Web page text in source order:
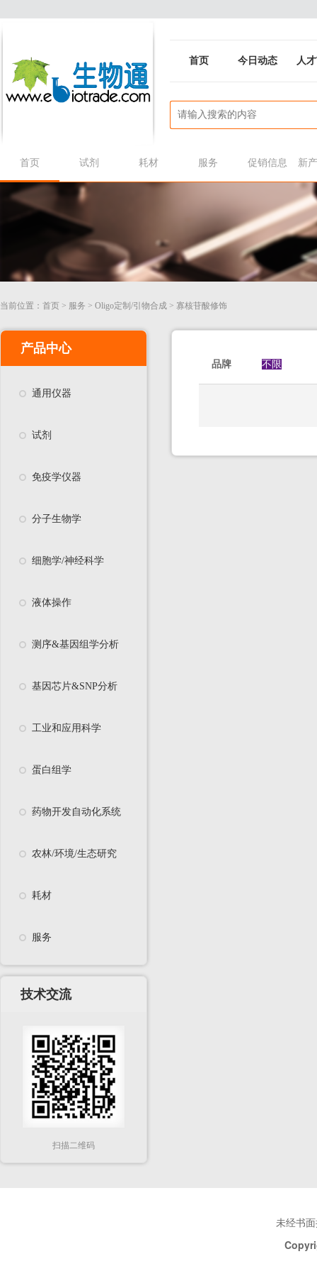
首页 今日动态 人
首页 试剂 耗材 服务 促销信息 新
当前位置： 首页 > 服务 > Oligo定制/引物合成 > 寡核苷酸修饰
产品中心
通用仪器
试剂
免疫学仪器
分子生物学
细胞学/神经科学
液体操作
测序&基因组学分析
基因芯片&SNP分析
工业和应用科学
蛋白组学
药物开发自动化系统
农林/环境/生态研究
耗材
服务
技术交流
扫描二维码
品牌 不限
未经书